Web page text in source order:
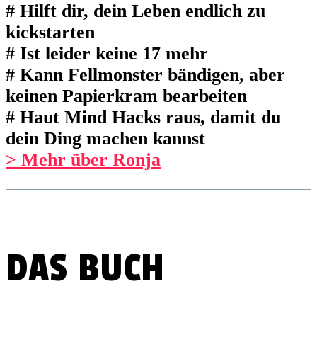
# Hilft dir, dein Leben endlich zu
kickstarten
# Ist leider keine 17 mehr
# Kann Fellmonster bändigen, aber
keinen Papierkram bearbeiten
# Haut Mind Hacks raus, damit du
dein Ding machen kannst
> Mehr über Ronja
DAS BUCH